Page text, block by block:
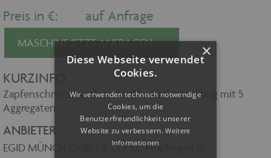
Preis in €: auf Anfrage
MASCHINE JETZT ANFRAGEN >>
KURZINFO
Zapfenschneidmaschine für Fensterherstellung mit 5
Aggregaten
ANBIETER
EGID MÜNCH GMBH & CO. KG Höpfingen D
×
Diese Webseite verwendet
Cookies.
Wir verwenden technisch notwendige
Cookies, um die
Benutzerfreundlichkeit unserer
Website zu verbessern. Weitere
Informationen